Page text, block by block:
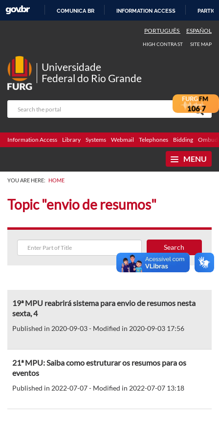
COMUNICA BR INFORMATION ACCESS
PORTUGUÊS ESPAÑOL
HIGH CONTRAST SITE MAP
Universidade
Federal do Rio Grande
Information Access Library Systems Webmail Telephones Bidding
MENU
YOU ARE HERE: HOME
Topic "envio de resumos"
Search
19ª MPU reabrirá sistema para envio de resumos nesta
sexta, 4
Published in 2020-09-03 - Modified in 2020-09-03 17:56
21ª MPU: Saiba como estruturar os resumos para os
eventos
Published in 2022-07-07 - Modified in 2022-07-07 13:18